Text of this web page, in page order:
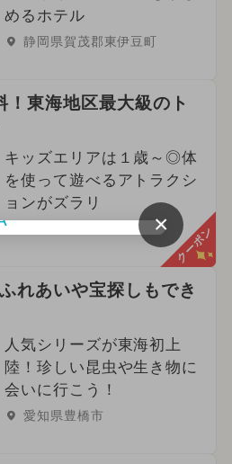
めるホテル
静岡県賀茂郡東伊豆町
！東海地区最大級のト
キッズエリアは１歳～◎体
を使って遊べるアトラクシ
ョンがズラリ
愛知県名古屋市緑区 クーポン
れあいや宝探しもでき
人気シリーズが東海初上
陸！珍しい昆虫や生き物に
会いに行こう！
愛知県豊橋市
×